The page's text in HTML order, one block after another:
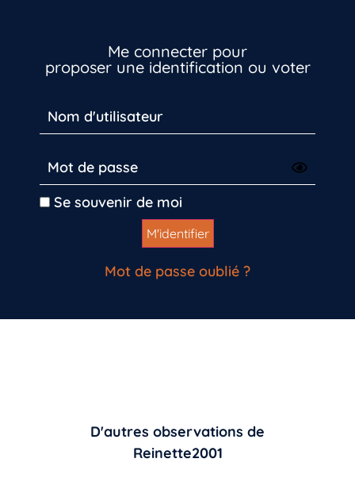
Me connecter pour
proposer une identification ou voter
Se souvenir de moi
Mot de passe oublié ?
D'autres observations de
Reinette2001